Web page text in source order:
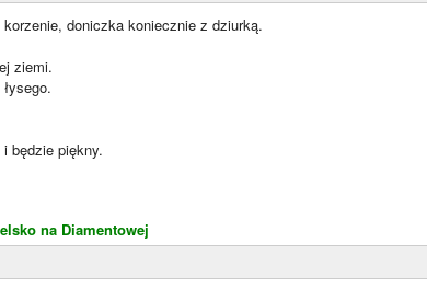
doniczka koniecznie z dziurką.
ziemi.
będzie piękny.
na Diamentowej